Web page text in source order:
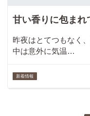
甘い香りに包まれ
昨夜はとてつもなく
中は意外に気温…
新着情報